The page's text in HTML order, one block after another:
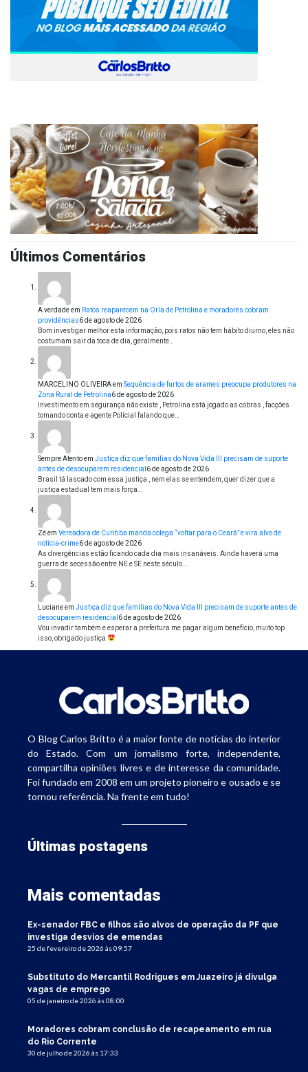
Últimos Comentários
A verdadeem Ratos reaparecem na Orla de Petrolina e moradores cobram
providências6 de agosto de 2026
Bom investigar melhor esta informação, pois ratos não tem hábito diurno, eles não
costumam sair da toca de dia, geralmente…
MARCELINO OLIVEIRAem Sequência de furtos de arames preocupa produtores na
Zona Rural de Petrolina6 de agosto de 2026
Investimento em segurança não existe , Petrolina está jogado as cobras , facções
tomando conta e agente Policial falando que…
Sempre Atentoem Justiça diz que famílias do Nova Vida III precisam de suporte
antes de desocuparem residencial 6 de agosto de 2026
Brasil tá lascado com essa justiça , nem elas se entendem, quer dizer que a
justiça estadual tem mais força…
Zéem Vereadora de Curitiba manda colega “voltar para o Ceará” e vira alvo de
notícia-crime6 de agosto de 2026
As divergências estão ficando cada dia mais insanáveis. Ainda haverá uma
guerra de secessão entre NE e SE neste século.…
Lucianeem Justiça diz que famílias do Nova Vida III precisam de suporte antes de
desocuparem residencial 6 de agosto de 2026
Vou invadir também e esperar a prefeitura me pagar algum benefício, muito top
isso, obrigado justiça
O Blog Carlos Britto é a maior fonte de notícias do interior
do Estado. Com um jornalismo forte, independente,
compartilha opiniões livres e de interesse da comunidade.
Foi fundado em 2008 em um projeto pioneiro e ousado e se
tornou referência. Na frente em tudo!
Últimas postagens
Mais comentadas
Ex-senador FBC e filhos são alvos de operação da PF que
investiga desvios de emendas
25 de fevereiro de 2026 às 09:57
Substituto do Mercantil Rodrigues em Juazeiro já divulga
vagas de emprego
05 de janeiro de 2026 às 08:00
Moradores cobram conclusão de recapeamento em rua
do Rio Corrente
30 de julho de 2026 às 17:33